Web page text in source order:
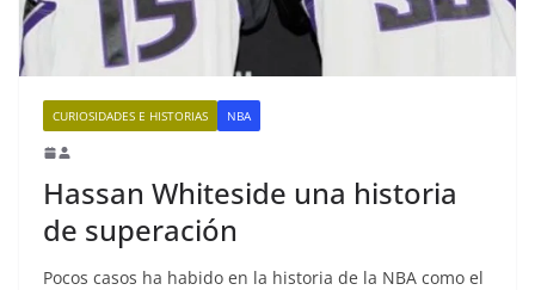
CURIOSIDADES E HISTORIAS NBA
Hassan Whiteside una historia
de superación
Pocos casos ha habido en la historia de la NBA como el